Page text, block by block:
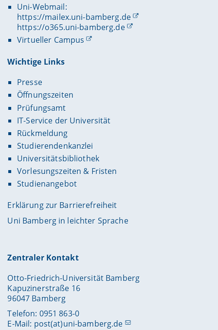
Uni-Webmail:
https://mailex.uni-bamberg.de
https://o365.uni-bamberg.de
Virtueller Campus
Wichtige Links
Presse
Öffnungszeiten
Prüfungsamt
IT-Service der Universität
Rückmeldung
Studierendenkanzlei
Universitätsbibliothek
Vorlesungszeiten & Fristen
Studienangebot
Erklärung zur Barrierefreiheit
Uni Bamberg in leichter Sprache
Zentraler Kontakt
Otto-Friedrich-Universität Bamberg
Kapuzinerstraße 16
96047 Bamberg
Telefon: 0951 863-0
E-Mail: post(at)uni-bamberg.de